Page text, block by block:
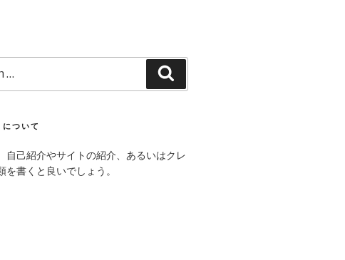
ついて
自己紹介やサイトの紹介、あるいはクレ
を書くと良いでしょう。